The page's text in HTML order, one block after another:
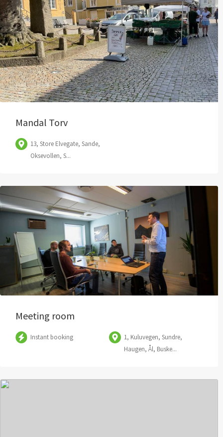
Mandal Torv
13, Store Elvegate, Sande,
Oksevollen, S...
Meeting room
Instant booking
1, Kuluvegen, Sundre,
Haugen, Ål, Buske...